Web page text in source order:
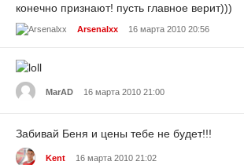
конечно признают! пусть главное верит)))
Arsenalxx 16 марта 2010 20:56
MarAD 16 марта 2010 21:00
Забивай Беня и цены тебе не будет!!!
Kent 16 марта 2010 21:02